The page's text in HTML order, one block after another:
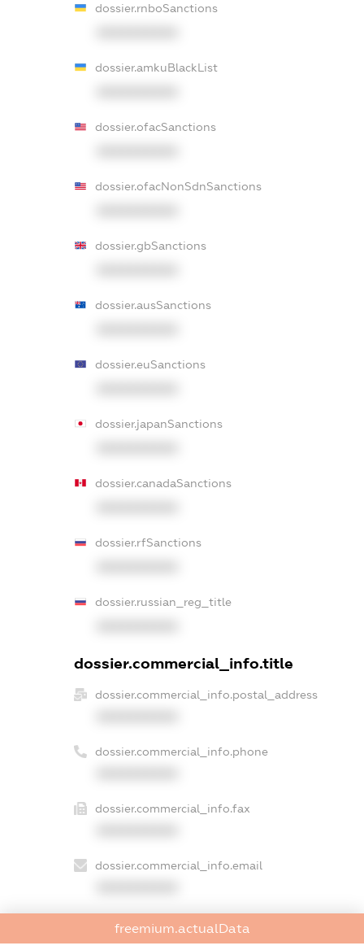
dossier.rnboSanctions
dossier.amkuBlackList
dossier.ofacSanctions
dossier.ofacNonSdnSanctions
dossier.gbSanctions
dossier.ausSanctions
dossier.euSanctions
dossier.japanSanctions
dossier.canadaSanctions
dossier.rfSanctions
dossier.russian_reg_title
dossier.commercial_info.title
dossier.commercial_info.postal_address
dossier.commercial_info.phone
dossier.commercial_info.fax
dossier.commercial_info.email
dossier.commercial_info.website
XXXXXXXXXX
freemium.actualData